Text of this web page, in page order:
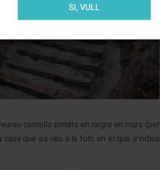
castells pintats en negre en murs (per
casa que es veu a la foto en el que s’indica
SI, VULL